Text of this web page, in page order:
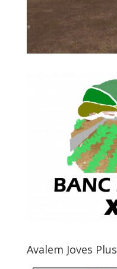
Avalem Joves Plus